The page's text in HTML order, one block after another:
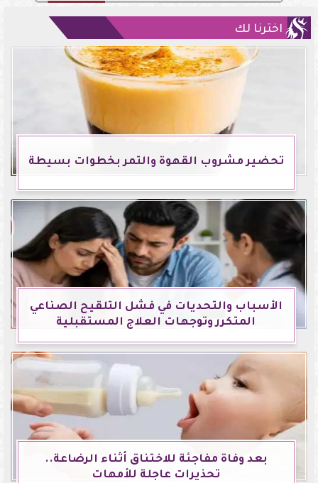
اخترنا لك
تحضير مشروب القهوة والتمر بخطوات بسيطة
الأسباب والتحديات في فشل التلقيح الصناعي
المتكرر وتوجهات العلاج المستقبلية
بعد وفاة مفاجئة للاختناق أثناء الرضاعة..
تحذيرات عاجلة للأمهات